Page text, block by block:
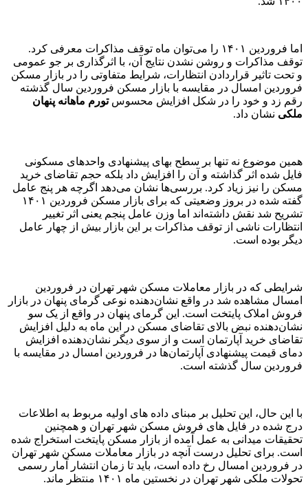
اما فروردین ۱۴۰۱ را می‌توان ماه توقف مذاکرات معرفی کرد.
توقف مذاکرات و روشن نشدن نتایج آن، با اثرگذاری بر جو عمومی
و تحت تاثیر قراردادن انتظارات، شرایط متفاوتی را در بازار مسکن
فروردین امسال در مقایسه با بازار مسکن فروردین سال گذشته
رقم زد و خود را در شکل افزایش محسوستورم ماهانه پنهان
ملکی نشان داد.
همین موضوع نه تنها بر سطح بهای پیشنهادی واحدهای مسکونی
فایل شده اثر گذاشته و آن را افزایش داد بلکه حجم تقاضای خرید
مسکن را نیز زیاد کرد. بررسی‌‌ها نشان می‌دهد اگرچه هر پنج عامل
گفته شده در بروز وضعیتی که برای بازار مسکن فروردین ۱۴۰۱
تشریح شد نقش داشته‌‌اند اما وزن عامل پنجم یعنی اثر تغییر
انتظارات ناشی از توقف مذاکرات بر این بازار بیش از چهار عامل
دیگر بوده است.
شرایطی که در بازار معاملات مسکن شهر تهران در فروردین
امسال مشاهده شد در واقع نشان‌دهنده نوعی گرمای پنهان در بازار
فروش املاک پایتخت است. این گرمای پنهان در واقع از یک سو
نشان‌دهنده نبض بالای تقاضای مسکن در این ماه به دلیل افزایش
تقاضای خرید آپارتمان است و از سوی دیگر نشان‌دهنده افزایش
دمای قیمت پیشنهادی آپارتما‌‌ن‌‌ها در فروردین امسال در مقایسه با
فروردین سال گذشته است.
با این حال، این تحلیل بر مبنای داده های اولیه مربوط به اطلاعات
درج شده در فایل های فروش مسکن شهر تهران و همچنین
تحقیقات میدانی به عمل آمده از بازار مسکن پایتخت استخراج شده
است. برای تحلیل درست آنچه در بازار معاملات مسکن شهر تهران
در فروردین امسال رخ داده است، باید تا زمان انتشار آمار رسمی
تحولات ملکی شهر تهران در نخستین ماه ۱۴۰۱ منتظر ماند.